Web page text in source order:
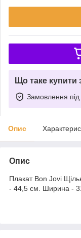
Що таке купити
Замовлення під
Опис
Опис
Плакат Bon Jovi
- 44,5 см. Ширина -